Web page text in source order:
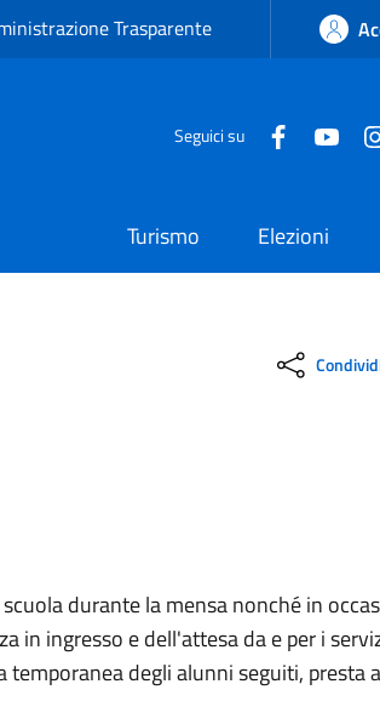
Trasparente
Seguici su
Turismo Elezioni
durante la mensa nonché in
in ingresso e dell'attesa da e per i
temporanea degli alunni seguiti, presta